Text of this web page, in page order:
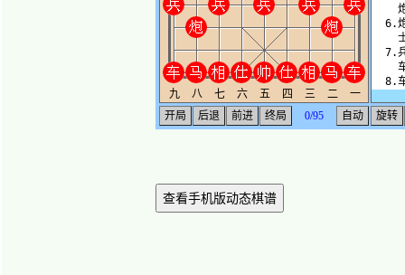
查看手机版动态棋谱